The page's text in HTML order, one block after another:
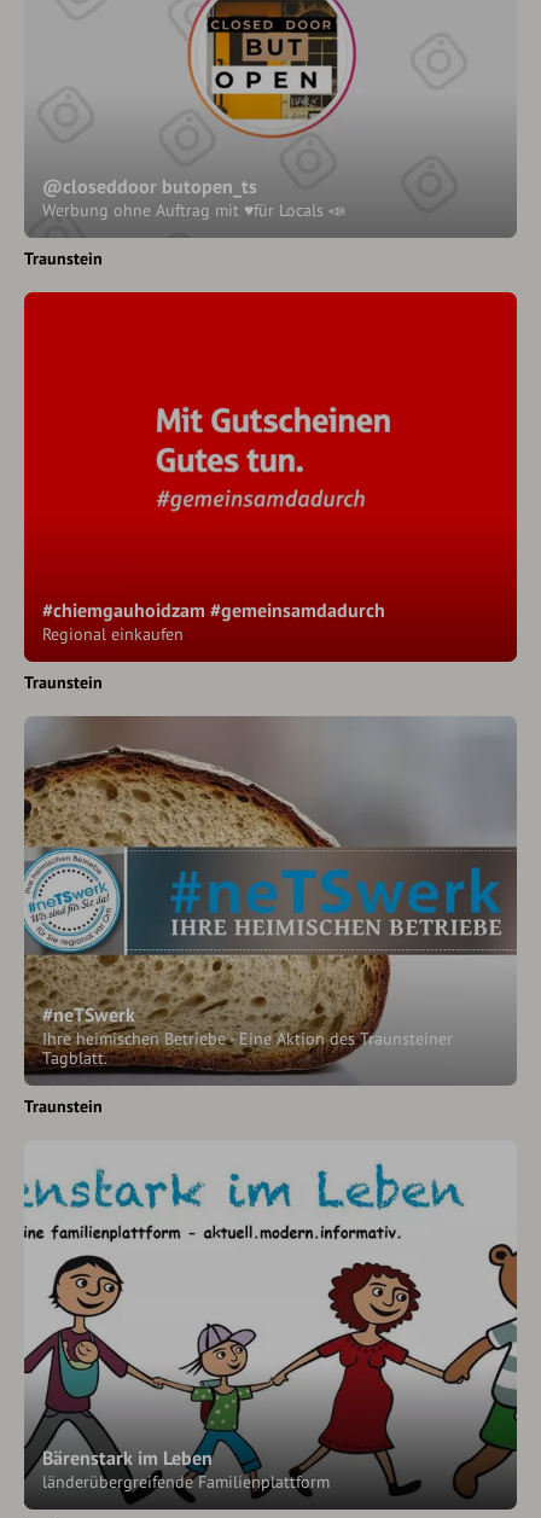
@closeddoor butopen_ts
Werbung ohne Auftrag mit ♥️für Locals 📣
Traunstein
#chiemgauhoidzam #gemeinsamdadurch
Regional einkaufen
Traunstein
#neTSwerk
Ihre heimischen Betriebe - Eine Aktion des Traunsteiner
Tagblatt.
Traunstein
Bärenstark im Leben
länderübergreifende Familienplattform